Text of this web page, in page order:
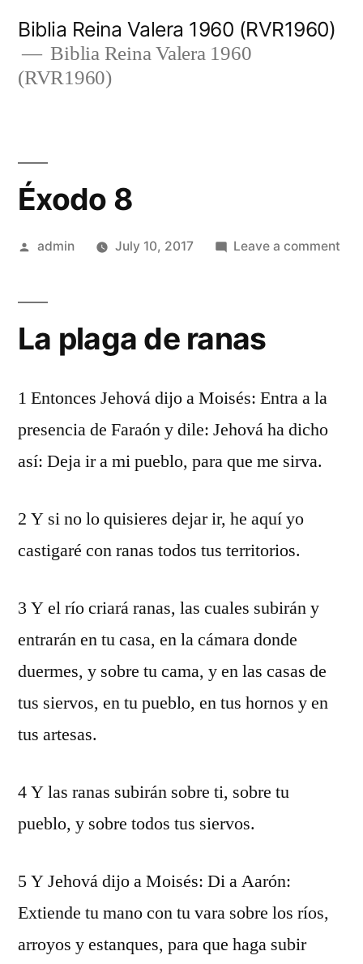
content
Biblia Reina Valera 1960 (RVR1960)
Biblia Reina Valera 1960
(RVR1960)
Éxodo 8
Posted
admin July 10, 2017 Leave a comment
La plaga de ranas
1 Entonces Jehová dijo a Moisés: Entra a la
presencia de Faraón y dile: Jehová ha dicho
así: Deja ir a mi pueblo, para que me sirva.
2 Y si no lo quisieres dejar ir, he aquí yo
castigaré con ranas todos tus territorios.
3 Y el río criará ranas, las cuales subirán y
entrarán en tu casa, en la cámara donde
duermes, y sobre tu cama, y en las casas de
tus siervos, en tu pueblo, en tus hornos y en
tus artesas.
4 Y las ranas subirán sobre ti, sobre tu
pueblo, y sobre todos tus siervos.
5 Y Jehová dijo a Moisés: Di a Aarón:
Extiende tu mano con tu vara sobre los ríos,
arroyos y estanques, para que haga subir